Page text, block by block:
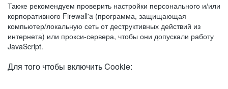
Также рекомендуем проверить настройки персонального и/или
корпоративного Firewall'a (программа, защищающая
компьютер/локальную сеть от деструктивных действий из
интернета) или прокси-сервера, чтобы они допускали работу
JavaScript.
Для того чтобы включить Cookie: